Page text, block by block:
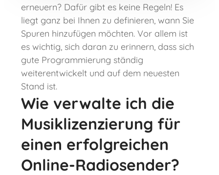
erneuern? Dafür gibt es keine Regeln! Es
liegt ganz bei Ihnen zu definieren, wann Sie
Spuren hinzufügen möchten. Vor allem ist
es wichtig, sich daran zu erinnern, dass sich
gute Programmierung ständig
weiterentwickelt und auf dem neuesten
Stand ist.
Wie verwalte ich die
Musiklizenzierung für
einen erfolgreichen
Online-Radiosender?